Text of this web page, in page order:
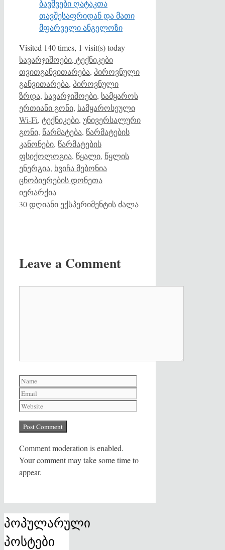
ბავშვები ღატაკთა
თავშესაფრიდან და მათი
მფარველი ანგელოზი
Visited 140 times, 1 visit(s) today
Categories
სავარჯიშოები, ტექნიკებიTags
თვითგანვითარება, პიროვნული
განვითარება, პიროვნული
ზრდა, სავარჯიშოები, სამყაროს
ერთიანი გონი, სამყაროსეული
Wi-Fi, ტექნიკები, უნივერსალური
გონი, წარმატება, წარმატების
კანონები, წარმატების
ფსიქოლოგია, წყალი, წყლის
ენერგია, ხვიჩა მებონია
ცნობიერების დონეთა
იერარქია
30 დღიანი ექსპერიმენტის ძალა
Leave a Comment
Name
Comment moderation is enabled.
Your comment may take some time to
appear.
პოპულარული
პოსტები